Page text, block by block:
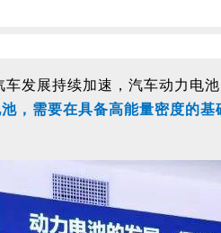
发展持续加速，汽车动力电
，需要在具备高能量密度的